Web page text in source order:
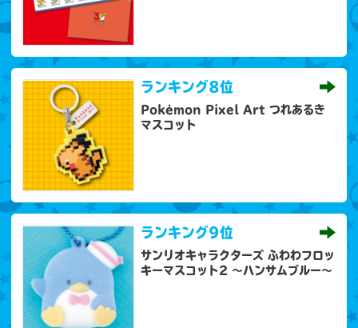
ランキング8位
Pokémon Pixel Art つれあるき
マスコット
ランキング9位
サンリオキャラクターズ ふわわフロッ
キーマスコット2 ～ハンサムブルー～